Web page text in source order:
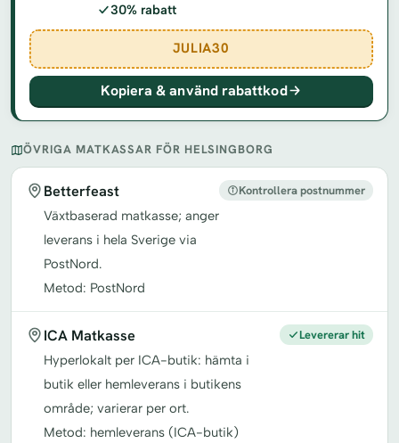
30% rabatt
JULIA30
Kopiera & använd rabattkod
ÖVRIGA MATKASSAR FÖR HELSINGBORG
Betterfeast
Växtbaserad matkasse; anger
leverans i hela Sverige via
PostNord.
Metod: PostNord
Kontrollera postnummer
ICA Matkasse
Hyperlokalt per ICA-butik: hämta i
butik eller hemleverans i butikens
område; varierar per ort.
Metod: hemleverans (ICA-butik)
Levererar hit